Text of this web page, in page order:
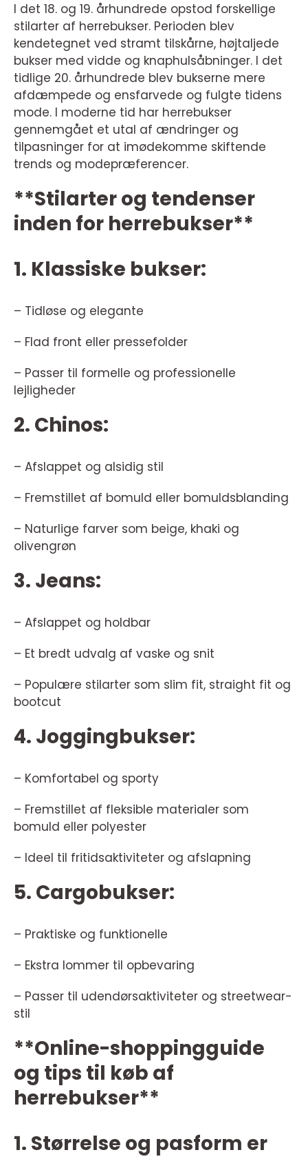
I det 18. og 19. århundrede opstod forskellige
stilarter af herrebukser. Perioden blev
kendetegnet ved stramt tilskårne, højtaljede
bukser med vidde og knaphulsåbninger. I det
tidlige 20. århundrede blev bukserne mere
afdæmpede og ensfarvede og fulgte tidens
mode. I moderne tid har herrebukser
gennemgået et utal af ændringer og
tilpasninger for at imødekomme skiftende
trends og modepræferencer.
**Stilarter og tendenser
inden for herrebukser**
1. Klassiske bukser:
– Tidløse og elegante
– Flad front eller pressefolder
– Passer til formelle og professionelle
lejligheder
2. Chinos:
– Afslappet og alsidig stil
– Fremstillet af bomuld eller bomuldsblanding
– Naturlige farver som beige, khaki og
olivengrøn
3. Jeans:
– Afslappet og holdbar
– Et bredt udvalg af vaske og snit
– Populære stilarter som slim fit, straight fit og
bootcut
4. Joggingbukser:
– Komfortabel og sporty
– Fremstillet af fleksible materialer som
bomuld eller polyester
– Ideel til fritidsaktiviteter og afslapning
5. Cargobukser:
– Praktiske og funktionelle
– Ekstra lommer til opbevaring
– Passer til udendørsaktiviteter og streetwear-
stil
**Online-shoppingguide
og tips til køb af
herrebukser**
1. Størrelse og pasform er